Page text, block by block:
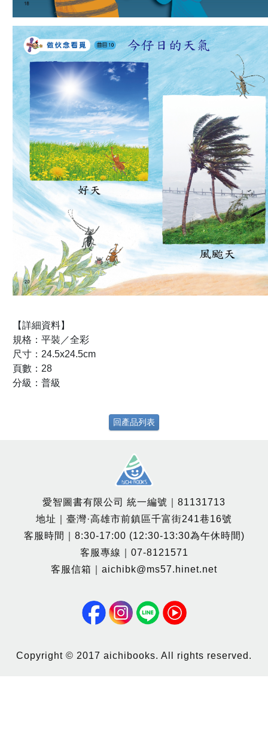
【詳細資料】
規格：平裝／全彩
尺寸：24.5x24.5cm
頁數：28
分級：普級
回產品列表
愛智圖書有限公司 統一編號｜81131713
地址｜臺灣·高雄市前鎮區千富街241巷16號
客服時間｜8:30-17:00 (12:30-13:30為午休時間)
客服專線｜07-8121571
客服信箱｜aichibk@ms57.hinet.net
Copyright © 2017 aichibooks. All rights reserved.